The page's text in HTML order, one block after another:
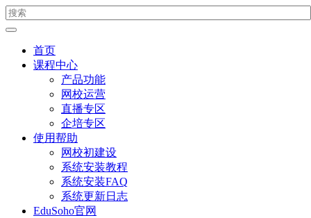
首页
课程中心
产品功能
网校运营
直播专区
企培专区
使用帮助
网校初建设
系统安装教程
系统安装FAQ
系统更新日志
EduSoho官网